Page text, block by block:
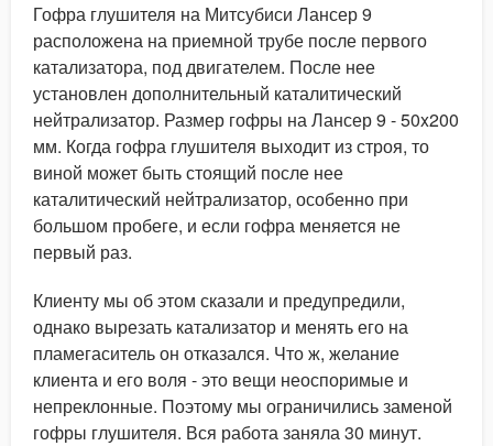
Гофра глушителя на Митсубиси Лансер 9
расположена на приемной трубе после первого
катализатора, под двигателем. После нее
установлен дополнительный каталитический
нейтрализатор. Размер гофры на Лансер 9 - 50x200
мм. Когда гофра глушителя выходит из строя, то
виной может быть стоящий после нее
каталитический нейтрализатор, особенно при
большом пробеге, и если гофра меняется не
первый раз.
Клиенту мы об этом сказали и предупредили,
однако вырезать катализатор и менять его на
пламегаситель он отказался. Что ж, желание
клиента и его воля - это вещи неоспоримые и
непреклонные. Поэтому мы ограничились заменой
гофры глушителя. Вся работа заняла 30 минут.